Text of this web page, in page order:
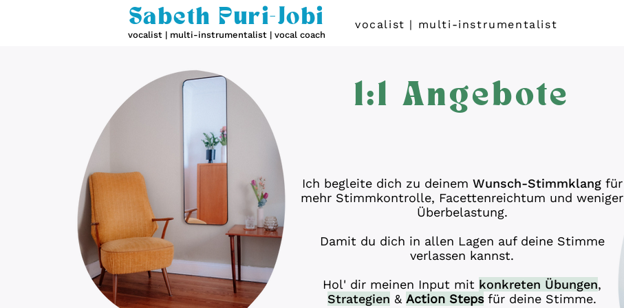
Sabeth Puri-Jobi
vocalist | multi-instrumentalist | vocal coach
vocalist | multi-instrumentalist
1:1 Angebote
Ich begleite dich zu deinem Wunsch-Stimmklang für
mehr Stimmkontrolle, Facettenreichtum und weniger
Überbelastung.
Damit du dich in allen Lagen auf deine Stimme
verlassen kannst.
Hol' dir meinen Input mit konkreten Übungen,
Strategien & Action Stepsfür deine Stimme.